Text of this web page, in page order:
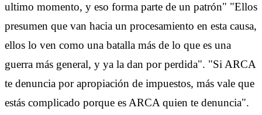
ultimo momento, y eso forma parte de un patrón" "Ellos
presumen que van hacia un procesamiento en esta causa,
ellos lo ven como una batalla más de lo que es una
guerra más general, y ya la dan por perdida". "Si ARCA
te denuncia por apropiación de impuestos, más vale que
estás complicado porque es ARCA quien te denuncia".